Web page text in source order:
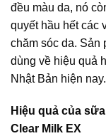
đều màu da, nó
quyết hầu hết các
chăm sóc da.
dùng về hiệu quả
Nhật Bản hiện nay.
Hiệu quả của
Clear Milk EX